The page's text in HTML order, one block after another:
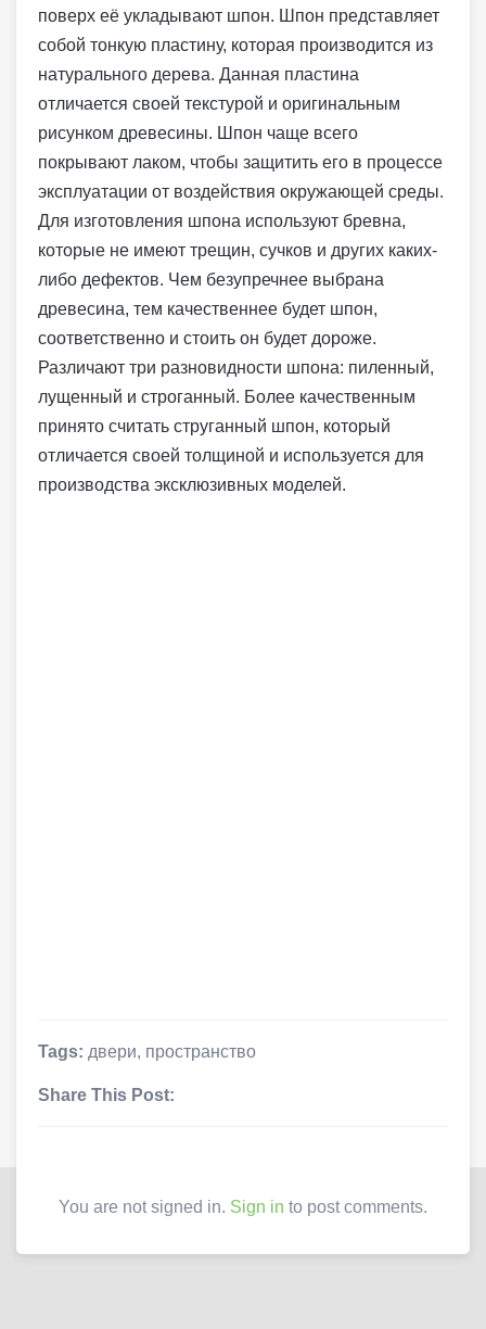
поверх её укладывают шпон. Шпон представляет
собой тонкую пластину, которая производится из
натурального дерева. Данная пластина
отличается своей текстурой и оригинальным
рисунком древесины. Шпон чаще всего
покрывают лаком, чтобы защитить его в процессе
эксплуатации от воздействия окружающей среды.
Для изготовления шпона используют бревна,
которые не имеют трещин, сучков и других каких-
либо дефектов. Чем безупречнее выбрана
древесина, тем качественнее будет шпон,
соответственно и стоить он будет дороже.
Различают три разновидности шпона: пиленный,
лущенный и строганный. Более качественным
принято считать струганный шпон, который
отличается своей толщиной и используется для
производства эксклюзивных моделей.
Tags: двери, пространство
Share This Post:
You are not signed in. Sign in to post comments.